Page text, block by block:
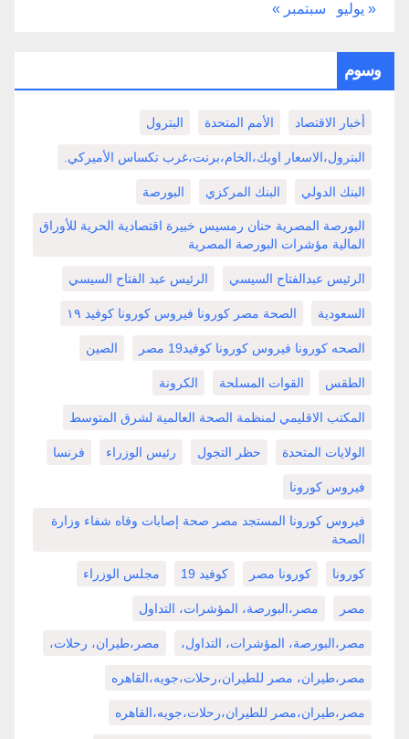
« يوليو سبتمبر »
وسوم
أخبار الاقتصاد الأمم المتحدة البترول
البترول،الاسعار اوبك،الخام،برنت،غرب تكساس الأميركي.
البنك الدولي البنك المركزي البورصة
البورصة المصرية حنان رمسيس خبيرة اقتصادية الحرية للأوراق
المالية مؤشرات البورصة المصرية
الرئيس عبدالفتاح السيسي الرئيس عبد الفتاح السيسي
السعودية الصحة مصر كورونا فيروس كورونا كوفيد ١٩
الصحه كورونا فيروس كورونا كوفيد19 مصر الصين
الطقس القوات المسلحة الكرونة
المكتب الاقليمي لمنظمة الصحة العالمية لشرق المتوسط
الولايات المتحدة حظر التجول رئيس الوزراء فرنسا
فيروس كورونا
فيروس كورونا المستجد مصر صحة إصابات وفاه شفاء وزارة
الصحة
كورونا كورونا مصر كوفيد 19 مجلس الوزراء
مصر مصر،البورصة، المؤشرات، التداول
مصر،البورصة، المؤشرات، التداول، مصر،طيران، رحلات،
مصر،طيران، مصر للطيران،رحلات،جويه،القاهره
مصر،طيران،مصر للطيران،رحلات،جويه،القاهره